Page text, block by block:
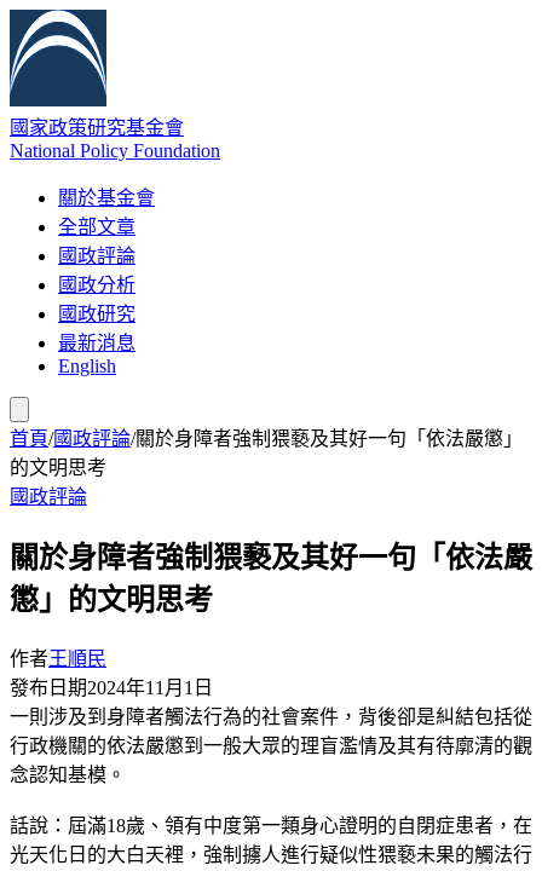
國家政策研究基金會
National Policy Foundation
關於基金會
全部文章
國政評論
國政分析
國政研究
最新消息
English
首頁/國政評論/關於身障者強制猥褻及其好一句「依法嚴懲」
的文明思考
國政評論
關於身障者強制猥褻及其好一句「依法嚴
懲」的文明思考
作者王順民
發布日期2024年11月1日
一則涉及到身障者觸法行為的社會案件，背後卻是糾結包括從
行政機關的依法嚴懲到一般大眾的理盲濫情及其有待廓清的觀
念認知基模。
話說：屆滿18歲、領有中度第一類身心證明的自閉症患者，在
光天化日的大白天裡，強制擄人進行疑似性猥褻未果的觸法行